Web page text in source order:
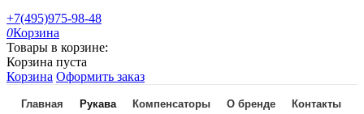
+7(495)975-98-48
0Корзина
Товары в корзине:
Корзина пуста
Корзина Оформить заказ
Главная Рукава Компенсаторы О бренде Контакты